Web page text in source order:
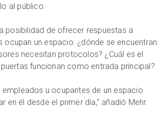
al público.
posibilidad de ofrecer respuestas a
ocupan un espacio: ¿dónde se encuentran
necesitan protocolos? ¿Cuál es el
funcionan como entrada principal?
u ocupantes de un espacio
él desde el primer día,” añadió Mehr.